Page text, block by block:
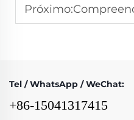
Próximo:Compreendendo o Revestimento com
Tel / WhatsApp / WeChat:
+86-15041317415